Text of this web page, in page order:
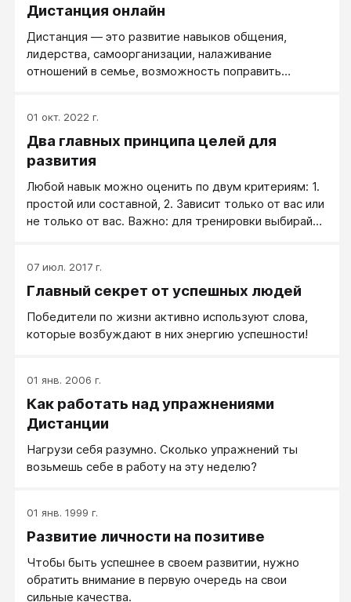
Дистанция онлайн
Дистанция — это развитие навыков общения,
лидерства, самоорганизации, налаживание
отношений в семье, возможность поправить
01 окт. 2022 г.
Два главных принципа целей для
развития
Любой навык можно оценить по двум критериям: 1.
простой или составной, 2. Зависит только от вас или
не только от вас. Важно: для тренировки выбирайте
07 июл. 2017 г.
Главный секрет от успешных людей
Победители по жизни активно используют слова,
которые возбуждают в них энергию успешности!
01 янв. 2006 г.
Как работать над упражнениями
Дистанции
Нагрузи себя разумно. Сколько упражнений ты
возьмешь себе в работу на эту неделю?
01 янв. 1999 г.
Развитие личности на позитиве
Чтобы быть успешнее в своем развитии, нужно
обратить внимание в первую очередь на свои
сильные качества.